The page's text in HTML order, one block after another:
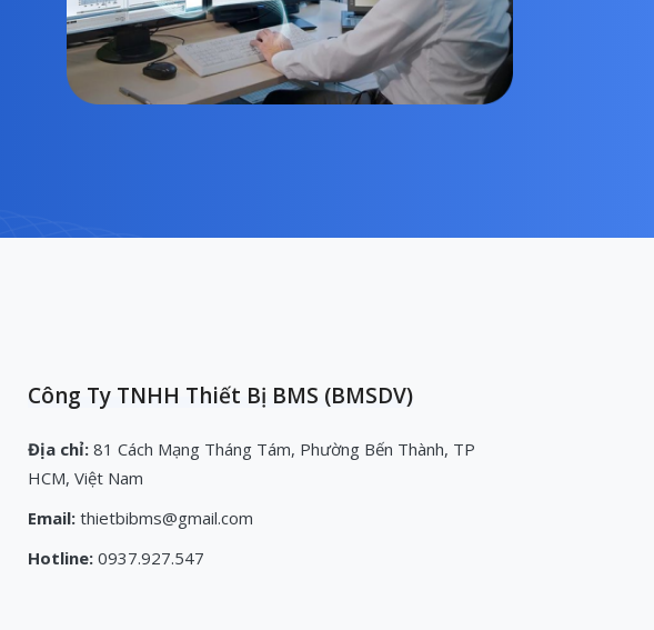
Công Ty TNHH Thiết Bị BMS (BMSDV)
Địa chỉ: 81 Cách Mạng Tháng Tám, Phường Bến Thành, TP
HCM, Việt Nam
Email: thietbibms@gmail.com
Hotline: 0937.927.547